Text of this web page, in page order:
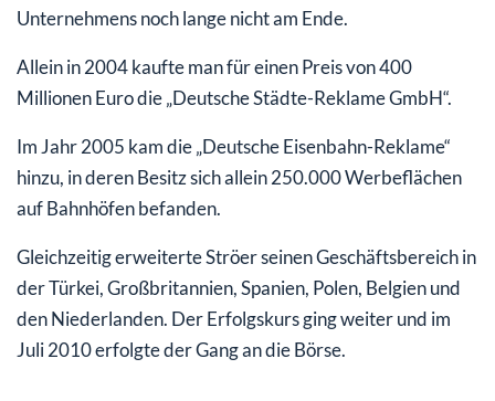
Unternehmens noch lange nicht am Ende.
Allein in 2004 kaufte man für einen Preis von 400
Millionen Euro die „Deutsche Städte-Reklame GmbH“.
Im Jahr 2005 kam die „Deutsche Eisenbahn-Reklame“
hinzu, in deren Besitz sich allein 250.000 Werbeflächen
auf Bahnhöfen befanden.
Gleichzeitig erweiterte Ströer seinen Geschäftsbereich in
der Türkei, Großbritannien, Spanien, Polen, Belgien und
den Niederlanden. Der Erfolgskurs ging weiter und im
Juli 2010 erfolgte der Gang an die Börse.